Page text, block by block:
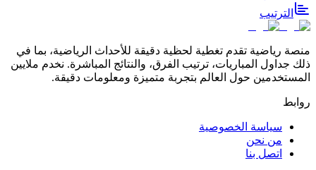
الترتيب
منصة رياضية تقدم تغطية لحظية دقيقة للأحداث الرياضية، بما في
ذلك جداول المباريات، ترتيب الفرق، والنتائج المباشرة. نخدم ملايين
المستخدمين حول العالم بتجربة متميزة ومعلومات دقيقة.
روابط
سياسة الخصوصية
من نحن
اتصل بنا